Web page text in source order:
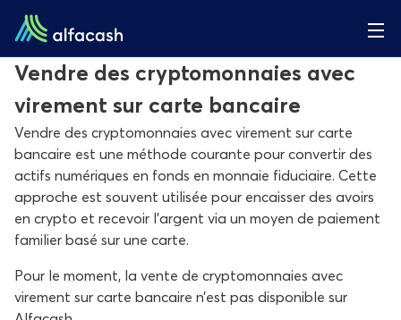
Vendre des cryptomonnaies avec
virement sur carte bancaire
Vendre des cryptomonnaies avec virement sur carte
bancaire est une méthode courante pour convertir des
actifs numériques en fonds en monnaie fiduciaire. Cette
approche est souvent utilisée pour encaisser des avoirs
en crypto et recevoir l’argent via un moyen de paiement
familier basé sur une carte.
Pour le moment, la vente de cryptomonnaies avec
virement sur carte bancaire n’est pas disponible sur